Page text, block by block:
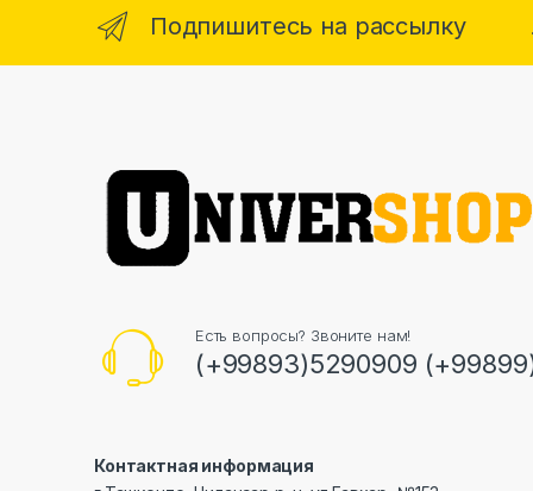
Подпишитесь на рассылку
Есть вопросы? Звоните нам!
(+99893)5290909
Контактная информация